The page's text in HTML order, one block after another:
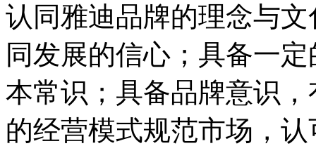
认同雅迪品牌的理念与
同发展的信心；具备一
本常识；具备品牌意识
的经营模式规范市场，